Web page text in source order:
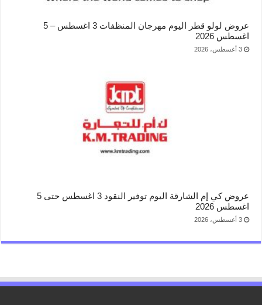
عروض لولو قطر اليوم مهرجان المنظفات 3 اغسطس – 5
اغسطس 2026
3 أغسطس، 2026
عروض كي إم الشارقة اليوم توفير النقود 3 اغسطس حتى 5
اغسطس 2026
3 أغسطس، 2026